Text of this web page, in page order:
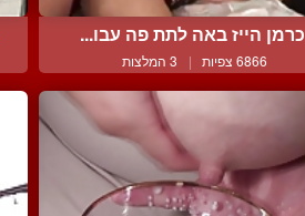
כרמן הייז באה לתת פה עבו...
6866 צפיות | 3 המלצות